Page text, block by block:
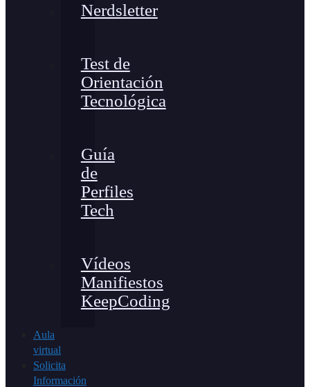
Nerdsletter
Test de
Orientación
Tecnológica
Guía
de
Perfiles
Tech
Vídeos
Manifiestos
KeepCoding
Aula
virtual
Solicita
Información